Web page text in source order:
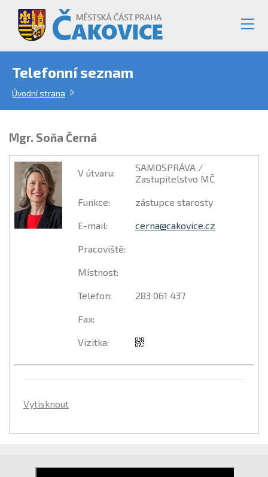
Telefonní seznam
Úvodní strana
Mgr. Soňa Černá
V útvaru:
SAMOSPRÁVA /
Zastupitelstvo MČ
Funkce: zástupce starosty
E-mail: cerna@cakovice.cz
Pracoviště:
Místnost:
Telefon: 283 061 437
Fax:
Vizitka:
Vytisknout